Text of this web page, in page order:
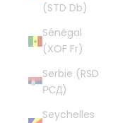
(STD Db)
Sénégal
(XOF Fr)
Serbie (RSD
РСД)
Seychelles